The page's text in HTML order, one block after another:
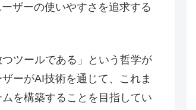
ザーの使いやすさを追求する
ツールである」という哲学が
ーがAI技術を通じて、これま
を構築することを目指してい